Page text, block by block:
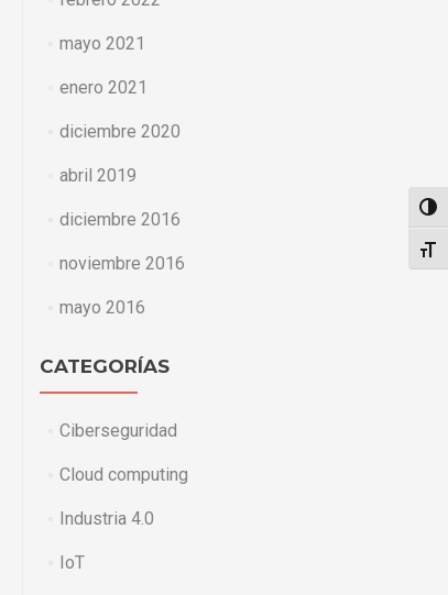
mayo 2021
enero 2021
diciembre 2020
abril 2019
diciembre 2016
noviembre 2016
mayo 2016
CATEGORÍAS
Ciberseguridad
Cloud computing
Industria 4.0
IoT